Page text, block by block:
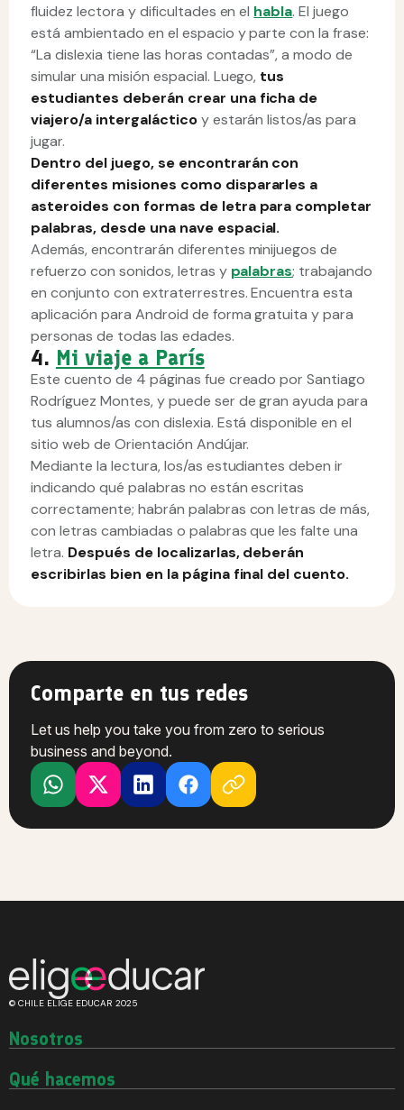
fluidez lectora y dificultades en el habla. El juego
está ambientado en el espacio y parte con la frase:
“La dislexia tiene las horas contadas”, a modo de
simular una misión espacial. Luego, tus
estudiantes deberán crear una ficha de
viajero/a intergalácticoy estarán listos/as para
jugar.
Dentro del juego, se encontrarán con
diferentes misiones como dispararles a
asteroides con formas de letra para completar
palabras, desde una nave espacial.
Además, encontrarán diferentes minijuegos de
refuerzo con sonidos, letras y palabras; trabajando
en conjunto con extraterrestres. Encuentra esta
aplicación para Android de forma gratuita y para
personas de todas las edades.
4. Mi viaje a París
Este cuento de 4 páginas fue creado por Santiago
Rodríguez Montes, y puede ser de gran ayuda para
tus alumnos/as con dislexia. Está disponible en el
sitio web de Orientación Andújar.
Mediante la lectura, los/as estudiantes deben ir
indicando qué palabras no están escritas
correctamente; habrán palabras con letras de más,
con letras cambiadas o palabras que les falte una
letra. Después de localizarlas, deberán
escribirlas bien en la página final del cuento.
Comparte en tus redes
Let us help you take you from zero to serious
business and beyond.
© CHILE ELIGE EDUCAR 2025
Nosotros
Historia
Qué hacemos